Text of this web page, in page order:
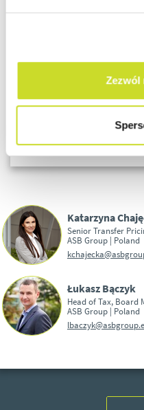
Zezwól
dokumentacyjny -
Interpretacja nr 0111-KDIB1-
W razie jakichkolwiek
Katarzyna
Senior Transfer
ASB Group | Poland
Łukasz Bączyk
Head of Tax, Board
ASB Group | Poland